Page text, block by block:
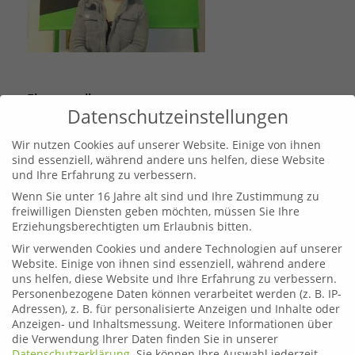
Eintrag teilen
Leoben
Telefon:03842 44254
Email:fahrschule.leoben@plonner.at
Datenschutzeinstellungen
Wir nutzen Cookies auf unserer Website. Einige von ihnen
sind essenziell, während andere uns helfen, diese Website
und Ihre Erfahrung zu verbessern.
Wenn Sie unter 16 Jahre alt sind und Ihre Zustimmung zu
freiwilligen Diensten geben möchten, müssen Sie Ihre
Erziehungsberechtigten um Erlaubnis bitten.
Wir verwenden Cookies und andere Technologien auf unserer
Website. Einige von ihnen sind essenziell, während andere
uns helfen, diese Website und Ihre Erfahrung zu verbessern.
Personenbezogene Daten können verarbeitet werden (z. B. IP-
Adressen), z. B. für personalisierte Anzeigen und Inhalte oder
Anzeigen- und Inhaltsmessung. Weitere Informationen über
die Verwendung Ihrer Daten finden Sie in unserer